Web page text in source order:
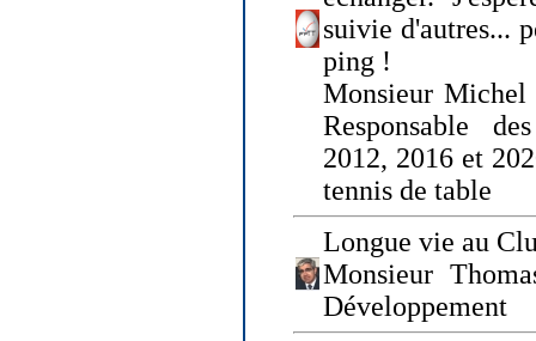
suivie d'autres...
ping !
Monsieur
Responsable
2012, 2016 et
tennis de table
Longue vie au
Monsieur
Développement